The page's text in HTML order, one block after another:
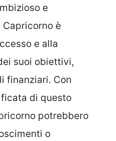
e
è
e alla
suoi obiettivi,
finanziari. Con
di questo
potrebbero
o